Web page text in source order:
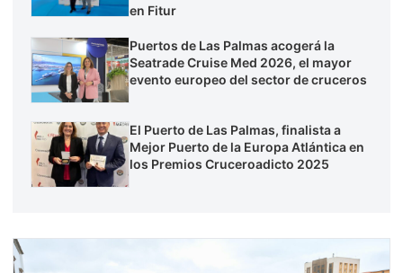
en Fitur
Puertos de Las Palmas acogerá la
Seatrade Cruise Med 2026, el mayor
evento europeo del sector de cruceros
El Puerto de Las Palmas, finalista a
Mejor Puerto de la Europa Atlántica en
los Premios Cruceroadicto 2025